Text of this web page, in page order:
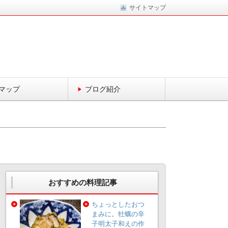
サイトマップ
ップ ブログ紹介
おすすめの料理記事
ちょっとしたおつ
まみに。牡蠣の辛
子明太子和えの作